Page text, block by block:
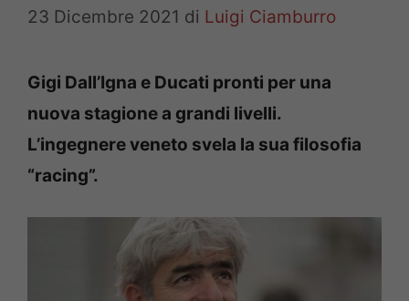
23 Dicembre 2021 di Luigi Ciamburro
Gigi Dall’Igna e Ducati pronti per una
nuova stagione a grandi livelli.
L’ingegnere veneto svela la sua filosofia
“racing”.